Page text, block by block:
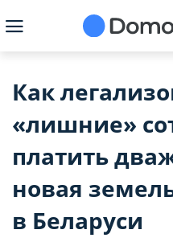
Как
«лишние»
платить
новая
в Беларуси